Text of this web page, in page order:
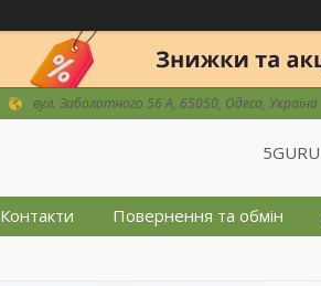
вул. Заболотного 56 А, 65050, Одеса, Україна
5GURU
Контакти Повернення та обмін